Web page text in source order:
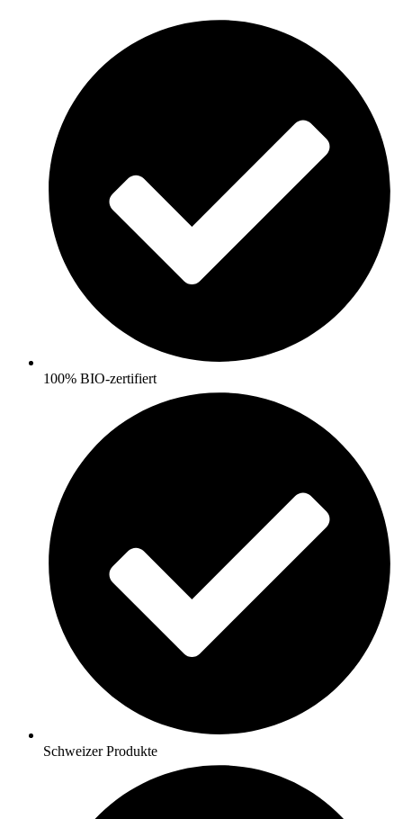
100% BIO-zertifiert
Schweizer Produkte